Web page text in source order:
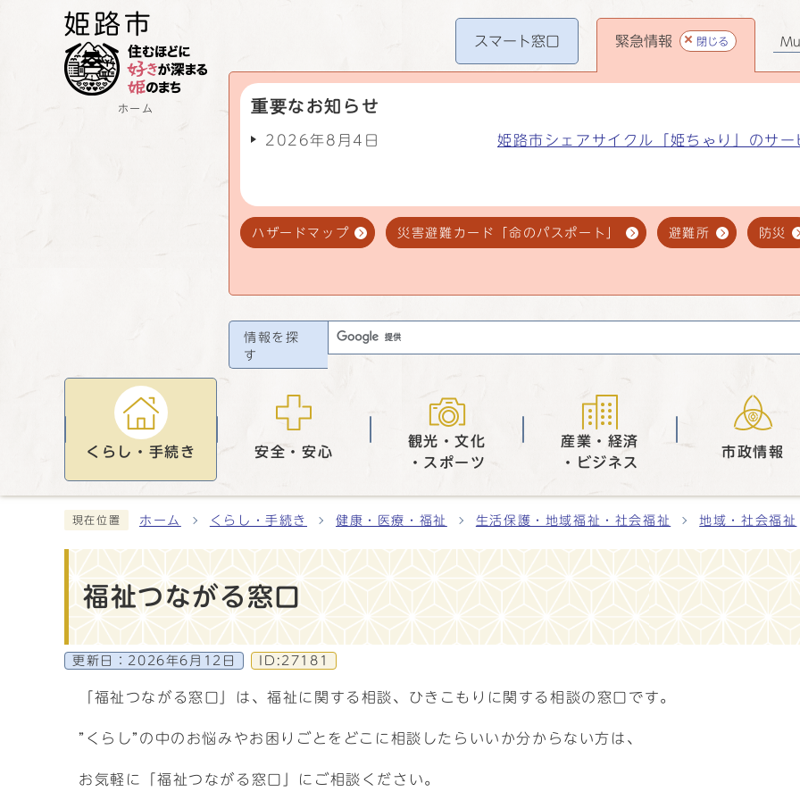
ホーム
スマート窓口 緊急情報 閉じる
重要なお知らせ
2026年8月4日 姫路市シェアサイクル「姫ちゃり」のサ
ハザードマップ 災害避難カード「命のパスポート」 避難所 防災
情報を探
す
くらし・手続き 安全・安心
観光・文化
・スポーツ
産業・経済
・ビジネス
市政情報
現在位置 ホーム くらし・手続き 健康・医療・福祉 生活保護・地域福祉・社会福祉 地域・社会福祉
福祉つながる窓口
更新日： 2026年6月12日 ID:27181
「福祉つながる窓口」は、福祉に関する相談、ひきこもりに関する相談の窓口です。
”くらし”の中のお悩みやお困りごとをどこに相談したらいいか分からない方は、
お気軽に「福祉つながる窓口」にご相談ください。